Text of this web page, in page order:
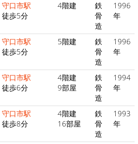
守口市駅
徒歩5分
4階建
鉄
骨
造
1996
年
守口市駅
徒歩5分
5階建
鉄
骨
造
1996
年
守口市駅
徒歩6分
4階建
9部屋
鉄
骨
造
1994
年
守口市駅
徒歩8分
4階建
16部屋
鉄
骨
造
1993
年